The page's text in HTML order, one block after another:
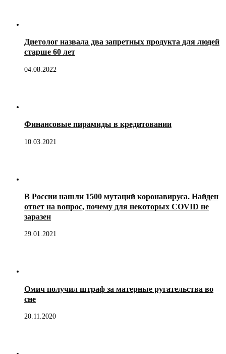
Диетолог назвала два запретных продукта для людей
старше 60 лет
04.08.2022
Финансовые пирамиды в кредитовании
10.03.2021
В России нашли 1500 мутаций коронавируса. Найден
ответ на вопрос, почему для некоторых COVID не
заразен
29.01.2021
Омич получил штраф за матерные ругательства во
сне
20.11.2020